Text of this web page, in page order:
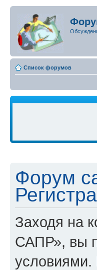
Список форумов
Форум
Заходя на
САПР», вы
условиями.